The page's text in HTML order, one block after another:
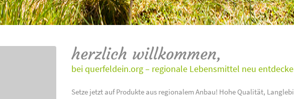
herzlich willkommen,
bei querfeldein.org – regionale Lebensmittel neu
Setze jetzt auf Produkte aus regionalem Anbau! Hohe Qualität,